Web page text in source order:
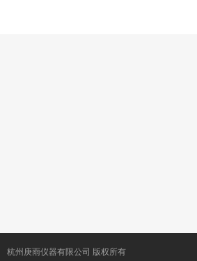
杭州庚雨仪器有限公司 版权所有